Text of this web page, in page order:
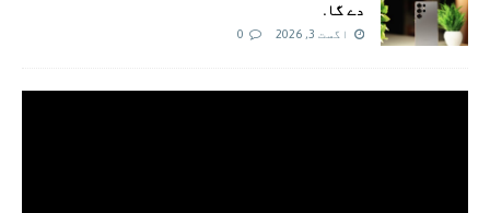
دے گا.
اگست 3, 2026 0